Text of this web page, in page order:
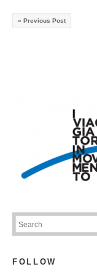
« Previous Post
FOLLOW